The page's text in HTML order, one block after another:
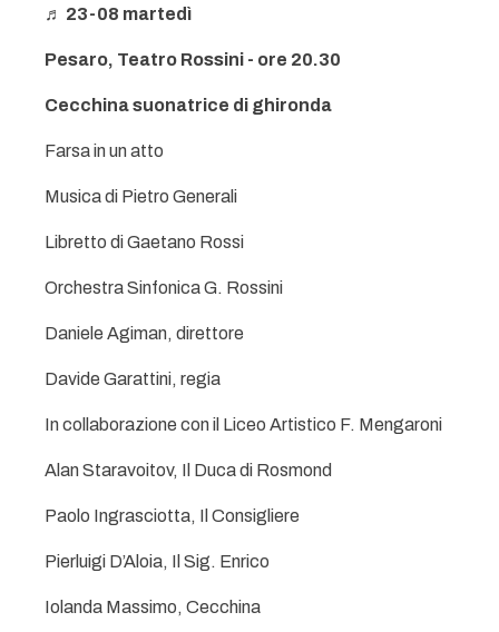
♬ 23-08 martedì
Pesaro, Teatro Rossini - ore 20.30
Cecchina suonatrice di ghironda
Farsa in un atto
Musica di Pietro Generali
Libretto di Gaetano Rossi
Orchestra Sinfonica G. Rossini
Daniele Agiman, direttore
Davide Garattini, regia
In collaborazione con il Liceo Artistico F. Mengaroni
Alan Staravoitov, Il Duca di Rosmond
Paolo Ingrasciotta, Il Consigliere
Pierluigi D’Aloia, Il Sig. Enrico
Iolanda Massimo, Cecchina